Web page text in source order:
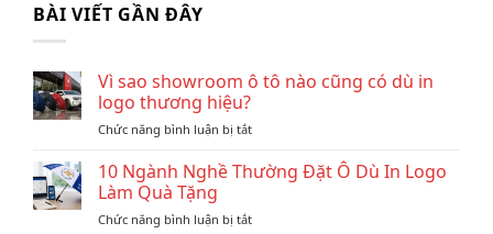
BÀI VIẾT GẦN ĐÂY
Vì sao showroom ô tô nào cũng có dù in
logo thương hiệu?
Chức năng bình luận bị tắtở
sao
showroom
tô
10 Ngành Nghề Thường Đặt Ô Dù In Logo
Làm Quà Tặng
Chức năng bình luận bị tắtở